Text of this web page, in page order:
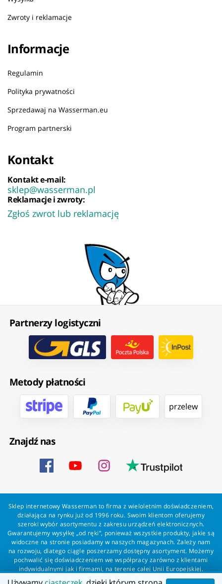
Zwroty i reklamacje
Informacje
Regulamin
Polityka prywatności
Sprzedawaj na Wasserman.eu
Program partnerski
Kontakt
Kontakt e-mail:
sklep@wasserman.pl
Reklamacje i zwroty:
Zgłoś zwrot lub reklamację
Partnerzy logistyczni
Metody płatności
przelew
Znajdź nas
Sklep internetowy Wasserman to firma z wieloletnim doświadczeniem,
działająca na rynku już od 1996 roku. Swoim klientom oferujemy
szeroki wybór asortymentu z zakresu urządzeń elektronicznych.
Gwarantujemy wysyłkę „od ręki”, ponieważ wszystkie produkty, jakie są
widoczne na stronie posiadamy w naszych magazynach. Zależy nam
na rozwoju, dlatego ciągle poszerzamy dostępny asortyment. Możemy
pochwalić się doświadczeniem we współpracy zarówno z klientami
indywidualnymi jak i firmami, na terenie całej Unii Europejskiej.
Zapewniamy profesjonalną obsługę każdego klienta oraz szybką i